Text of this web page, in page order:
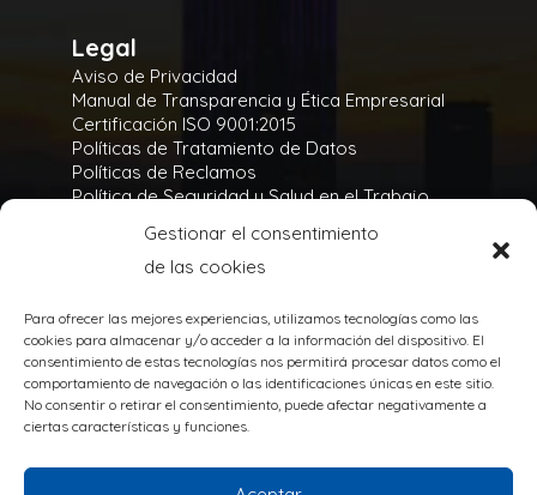
Gestionar el consentimiento
de las cookies
Para ofrecer las mejores experiencias, utilizamos tecnologías como las
cookies para almacenar y/o acceder a la información del dispositivo. El
consentimiento de estas tecnologías nos permitirá procesar datos como el
comportamiento de navegación o las identificaciones únicas en este sitio.
No consentir o retirar el consentimiento, puede afectar negativamente a
ciertas características y funciones.
Legal
Aviso de Privacidad
Manual de Transparencia y Ética Empresarial
Certificación ISO 9001:2015
Políticas de Tratamiento de Datos
Políticas de Reclamos
Política de Seguridad y Salud en el Trabajo
Política Ambiental
Gases Refrigerantes
TODOS LOS DERECHOS RESERVADOS
@Copyright 2020
Powered by: